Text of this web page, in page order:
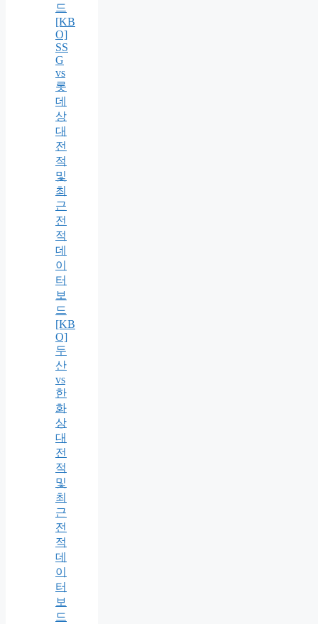
드
[KB
O]
SS
G
vs
롯
데
상
대
전
적
및
최
근
전
적
데
이
터
보
드
[KB
O]
두
산
vs
한
화
상
대
전
적
및
최
근
전
적
데
이
터
보
드